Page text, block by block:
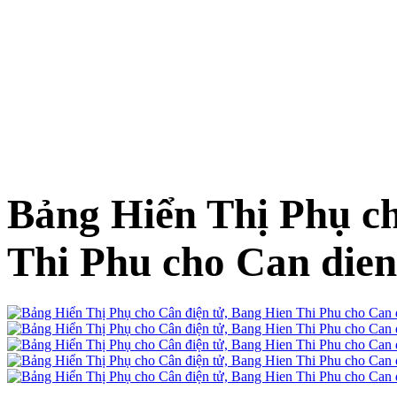
Bảng Hiển Thị Phụ
Thi Phu cho Can